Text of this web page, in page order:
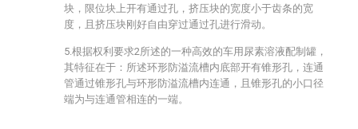
块，限位块上开有通过孔，挤压块的宽度小于齿条的宽
度，且挤压块刚好自由穿过通过孔进行滑动。
5.根据权利要求2所述的一种高效的车用尿素溶液配制罐，
其特征在于：所述环形防溢流槽内底部开有锥形孔，连通
管通过锥形孔与环形防溢流槽内连通，且锥形孔的小口径
端为与连通管相连的一端。